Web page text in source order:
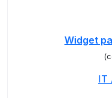
Widget
IT